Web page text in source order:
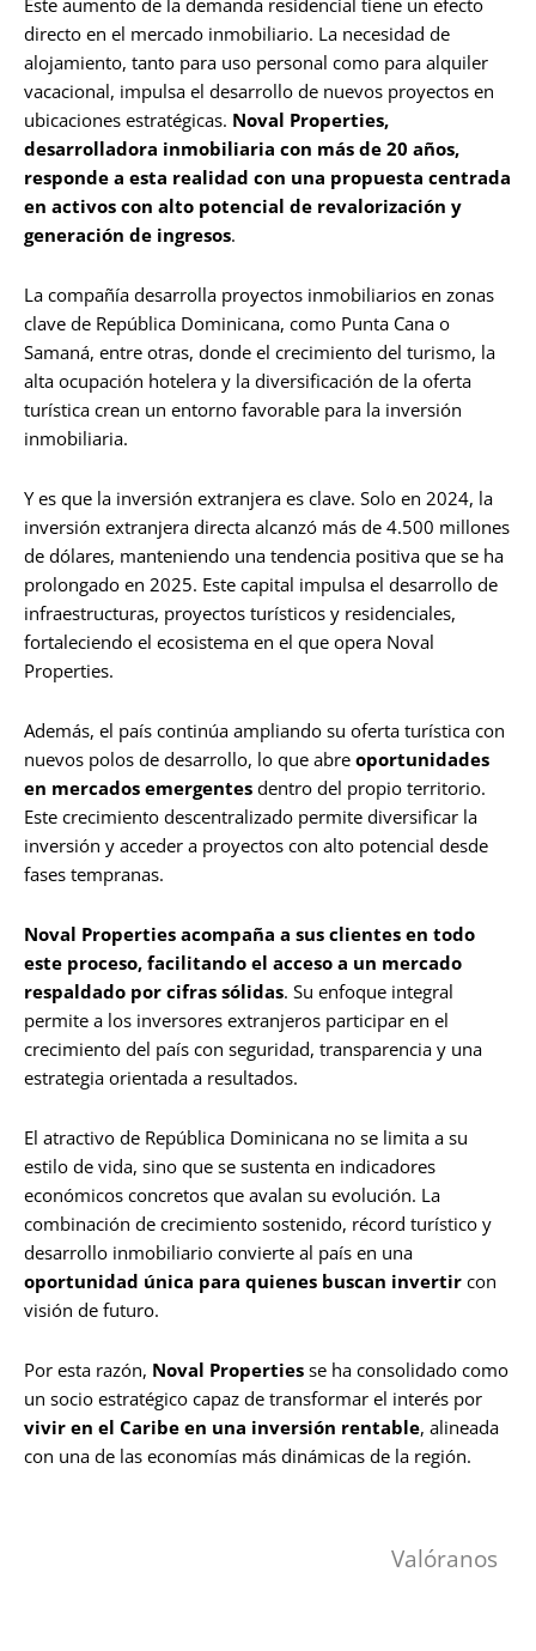
directo en el mercado inmobiliario. La necesidad de
alojamiento, tanto para uso personal como para alquiler
vacacional, impulsa el desarrollo de nuevos proyectos en
ubicaciones estratégicas. Noval Properties,
desarrolladora inmobiliaria con más de 20 años,
responde a esta realidad con una propuesta centrada
en activos con alto potencial de revalorización y
generación de ingresos.
La compañía desarrolla proyectos inmobiliarios en zonas
clave de República Dominicana, como Punta Cana o
Samaná, entre otras, donde el crecimiento del turismo, la
alta ocupación hotelera y la diversificación de la oferta
turística crean un entorno favorable para la inversión
inmobiliaria.
Y es que la inversión extranjera es clave. Solo en 2024, la
inversión extranjera directa alcanzó más de 4.500 millones
de dólares, manteniendo una tendencia positiva que se ha
prolongado en 2025. Este capital impulsa el desarrollo de
infraestructuras, proyectos turísticos y residenciales,
fortaleciendo el ecosistema en el que opera Noval
Properties.
Además, el país continúa ampliando su oferta turística con
nuevos polos de desarrollo, lo que abre oportunidades
en mercados emergentes dentro del propio territorio.
Este crecimiento descentralizado permite diversificar la
inversión y acceder a proyectos con alto potencial desde
fases tempranas.
Noval Properties acompaña a sus clientes en todo
este proceso, facilitando el acceso a un mercado
respaldado por cifras sólidas. Su enfoque integral
permite a los inversores extranjeros participar en el
crecimiento del país con seguridad, transparencia y una
estrategia orientada a resultados.
El atractivo de República Dominicana no se limita a su
estilo de vida, sino que se sustenta en indicadores
económicos concretos que avalan su evolución. La
combinación de crecimiento sostenido, récord turístico y
desarrollo inmobiliario convierte al país en una
oportunidad única para quienes buscan invertir con
visión de futuro.
Por esta razón, Noval Properties se ha consolidado como
un socio estratégico capaz de transformar el interés por
vivir en el Caribe en una inversión rentable, alineada
con una de las economías más dinámicas de la región.
Valóranos